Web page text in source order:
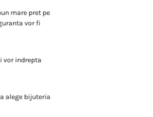
mare pret pe
vor fi
vor indrepta
alege bijuteria